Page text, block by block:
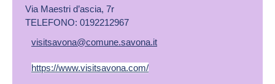
Via Maestri d’ascia, 7r
TELEFONO: 0192212967
visitsavona@comune.savona.it
https://www.visitsavona.com/